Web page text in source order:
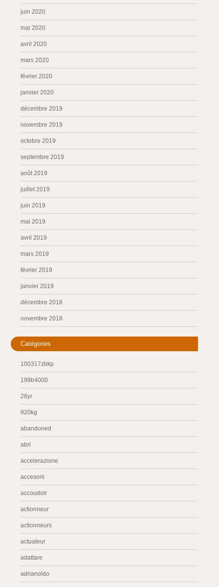
juin 2020
mai 2020
avril 2020
mars 2020
février 2020
janvier 2020
décembre 2019
novembre 2019
octobre 2019
septembre 2019
août 2019
juillet 2019
juin 2019
mai 2019
avril 2019
mars 2019
février 2019
janvier 2019
décembre 2018
novembre 2018
Catégories
100317zbkp
199b4000
28yr
920kg
abandoned
abri
accelerazione
accesorii
accoudoir
actionneur
actionneurs
actuateur
adattare
adrianoldo